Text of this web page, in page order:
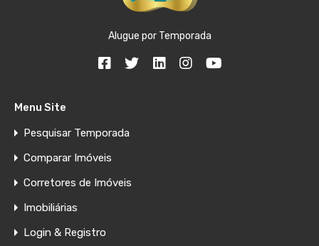
Alugue por Temporada
Menu Site
Pesquisar Temporada
Comparar Imóveis
Corretores de Imóveis
Imobiliárias
Login & Registro